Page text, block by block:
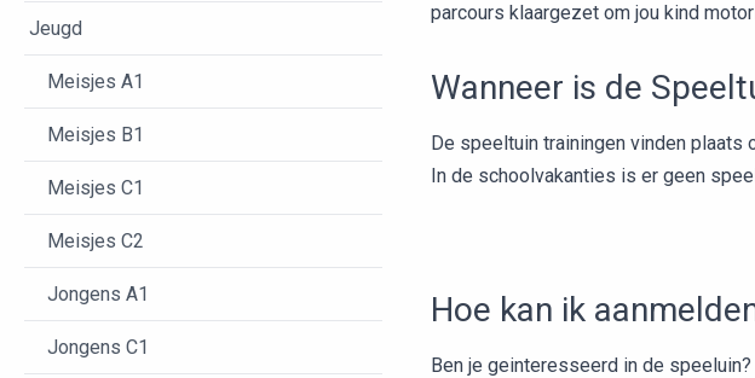
Jeugd
Meisjes A1
Meisjes B1
Meisjes C1
Meisjes C2
Jongens A1
Jongens C1
parcours klaargezet om jou kind
Wanneer is de
De speeltuin trainingen vinden plaats
In de schoolvakanties is er geen
Hoe kan ik
Ben je geinteresseerd in de